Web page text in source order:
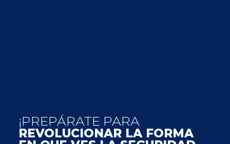
¡PREPÁRATE PARA
REVOLUCIONAR LA FORMA